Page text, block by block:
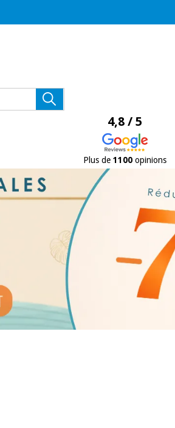
4,8 / 5
Plus de 1100opinions